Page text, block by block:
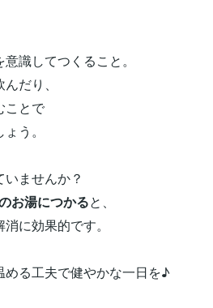
意識してつくること。
だり、
ことで
う。
ませんか？
お湯につかると、
に効果的です。
る工夫で健やかな一日を♪